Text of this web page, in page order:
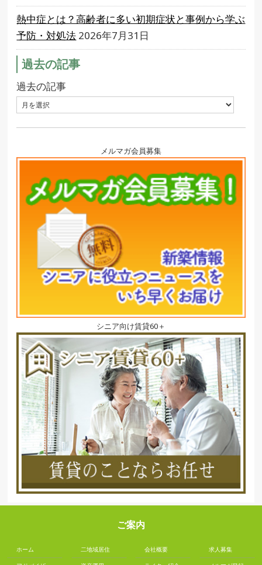
熱中症とは？高齢者に多い初期症状と事例から学ぶ
予防・対処法 2026年7月31日
過去の記事
過去の記事
メルマガ会員募集
シニア向け賃貸60＋
ご案内
ホーム
二地域居住
会社概要
求人募集